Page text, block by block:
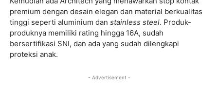
premium dengan desain elegan dan material berkualitas
tinggi seperti aluminium dan stainless steel. Produk-
produknya memiliki rating hingga 16A, sudah
bersertifikasi SNI, dan ada yang sudah dilengkapi
proteksi anak.
- Advertisement -